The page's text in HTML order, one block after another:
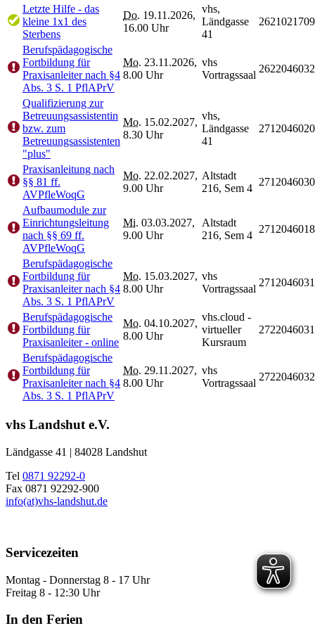
Letzte Hilfe - das
kleine 1x1 des
Sterbens
Do. 19.11.2026,
16.00 Uhr
vhs,
Ländgasse
41
2621021709
Berufspädagogische
Fortbildung für
Praxisanleiter nach §4
Abs. 3 S. 1 PflAPrV
Mo. 23.11.2026,
8.00 Uhr
vhs
Vortragssaal
2622046032
Qualifizierung zur
Betreuungsassistentin
bzw. zum
Betreuungsassistenten
"plus"
Mo. 15.02.2027,
8.30 Uhr
vhs,
Ländgasse
41
2712046020
Praxisanleitung nach
§§ 81 ff.
AVPfleWoqG
Mo. 22.02.2027,
9.00 Uhr
Altstadt
216, Sem 4
2712046030
Aufbaumodule zur
Einrichtungsleitung
nach §§ 69 ff.
AVPfleWoqG
Mi. 03.03.2027,
9.00 Uhr
Altstadt
216, Sem 4
2712046018
Berufspädagogische
Fortbildung für
Praxisanleiter nach §4
Abs. 3 S. 1 PflAPrV
Mo. 15.03.2027,
8.00 Uhr
vhs
Vortragssaal
2712046031
Berufspädagogische
Fortbildung für
Praxisanleiter - online
Mo. 04.10.2027,
8.00 Uhr
vhs.cloud -
virtueller
Kursraum
2722046031
Berufspädagogische
Fortbildung für
Praxisanleiter nach §4
Abs. 3 S. 1 PflAPrV
Mo. 29.11.2027,
8.00 Uhr
vhs
Vortragssaal
2722046032
vhs Landshut e.V.
Ländgasse 41 | 84028 Landshut
Tel 0871 92292-0
Fax 0871 92292-900
info(at)vhs-landshut.de
Servicezeiten
Montag - Donnerstag 8 - 17 Uhr
Freitag 8 - 12:30 Uhr
In den Ferien